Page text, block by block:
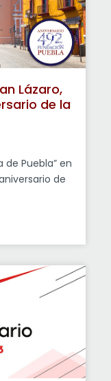
Lázaro,
de la
de Puebla” en
de